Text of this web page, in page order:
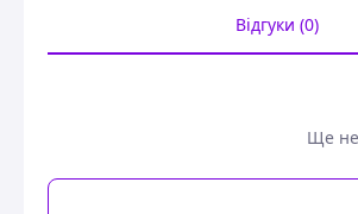
Відгуки (0)
Ще не